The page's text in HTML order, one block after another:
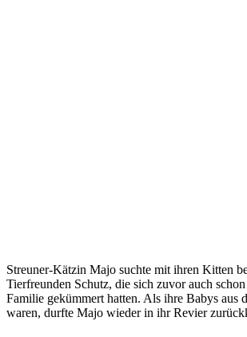
Streuner-Kätzin Majo suchte mit ihren Kitten
Tierfreunden Schutz, die sich zuvor auch
Familie gekümmert hatten. Als ihre Babys aus
waren, durfte Majo wieder in ihr Revier